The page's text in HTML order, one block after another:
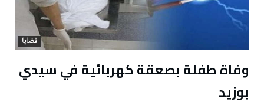
قضايا
وفاة طفلة بصعقة كهربائية في سيدي
بوزيد